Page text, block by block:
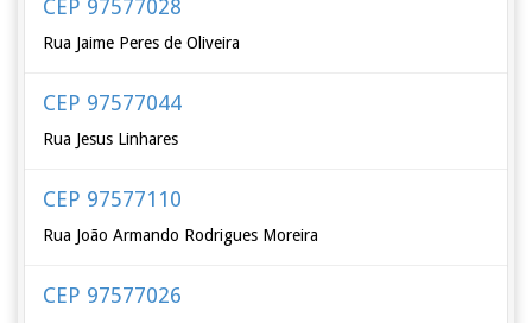
CEP 97577028
Rua Jaime Peres de Oliveira
CEP 97577044
Rua Jesus Linhares
CEP 97577110
Rua João Armando Rodrigues Moreira
CEP 97577026